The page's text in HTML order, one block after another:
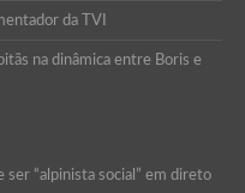
da TVI
na dinâmica entre Boris e
ser “alpinista social” em direto